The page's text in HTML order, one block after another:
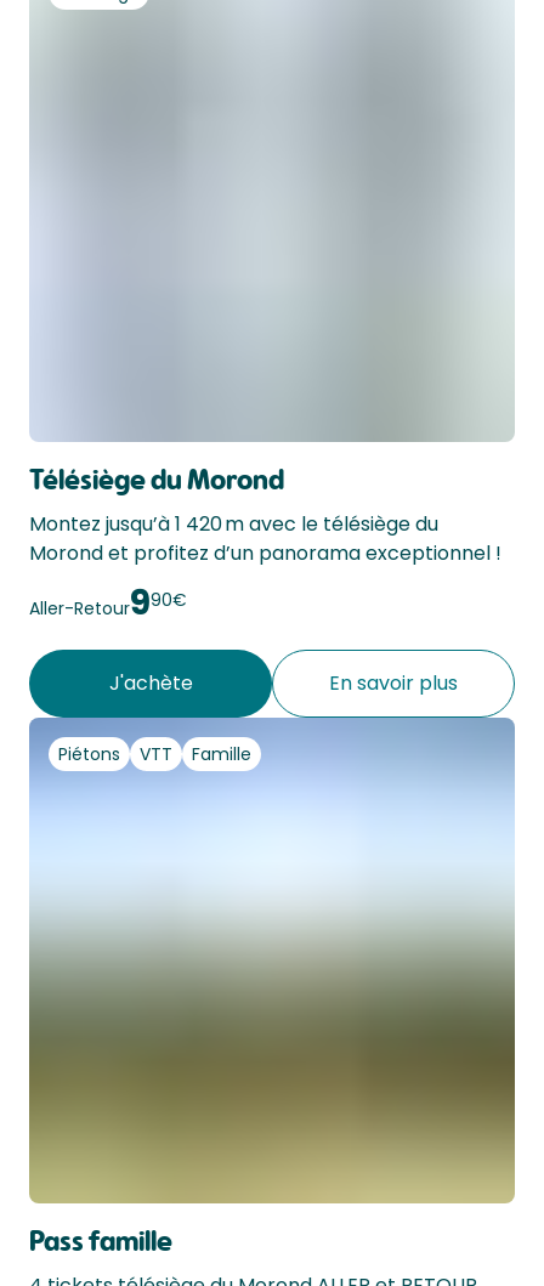
Télésiège du Morond
Montez jusqu’à 1 420 m avec le télésiège du
Aller-Retour990€
J'achète En savoir plus
Piétons VTT Famille
Pass famille